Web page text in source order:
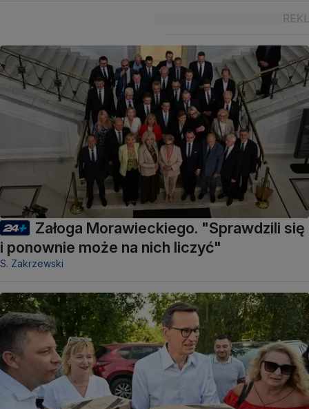
Załoga Morawieckiego. "Sprawdzili się
i ponownie może na nich liczyć"
S. Zakrzewski